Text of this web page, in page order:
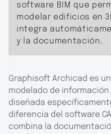
software BIM que
modelar edificios en
integra
y la documentación.
Graphisoft Archicad es
modelado de
diseñada
diferencia del software
combina la